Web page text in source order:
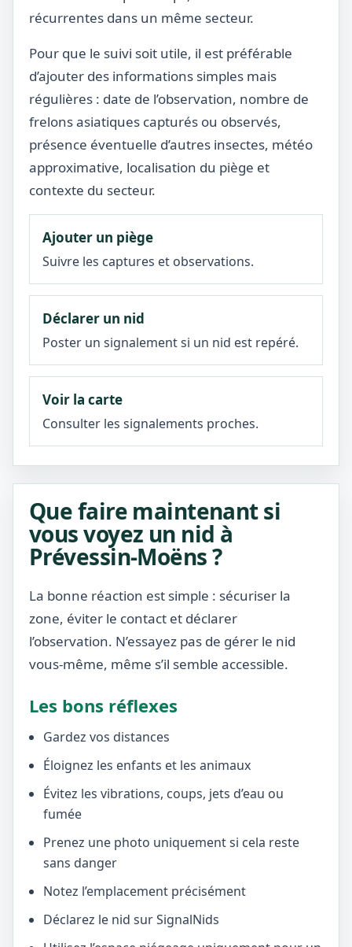
récurrentes dans un même secteur.
Pour que le suivi soit utile, il est préférable
d’ajouter des informations simples mais
régulières : date de l’observation, nombre de
frelons asiatiques capturés ou observés,
présence éventuelle d’autres insectes, météo
approximative, localisation du piège et
contexte du secteur.
Ajouter un piège
Suivre les captures et observations.
Déclarer un nid
Poster un signalement si un nid est repéré.
Voir la carte
Consulter les signalements proches.
Que faire maintenant si
vous voyez un nid à
Prévessin-Moëns ?
La bonne réaction est simple : sécuriser la
zone, éviter le contact et déclarer
l’observation. N’essayez pas de gérer le nid
vous-même, même s’il semble accessible.
Les bons réflexes
Gardez vos distances
Éloignez les enfants et les animaux
Évitez les vibrations, coups, jets d’eau ou
fumée
Prenez une photo uniquement si cela reste
sans danger
Notez l’emplacement précisément
Déclarez le nid sur SignalNids